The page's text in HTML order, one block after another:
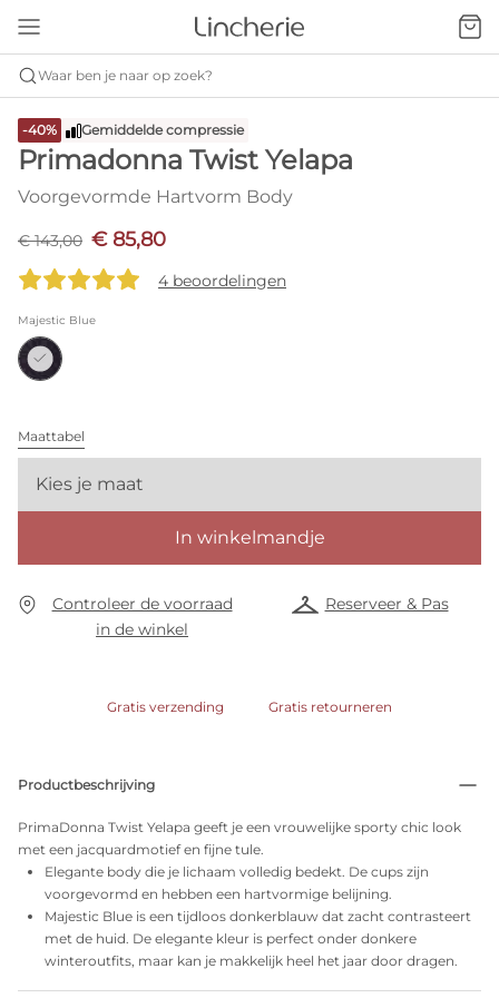
Waar ben je naar op zoek?
-40% Gemiddelde compressie
Primadonna Twist Yelapa
Voorgevormde Hartvorm Body
€ 143,00 € 85,80
4 beoordelingen
Majestic Blue
Maattabel
Kies je maat
In winkelmandje
Controleer de voorraad
in de winkel
Reserveer & Pas
Gratis verzending Gratis retourneren
Productbeschrijving
PrimaDonna Twist Yelapa geeft je een vrouwelijke sporty chic look
met een jacquardmotief en fijne tule.
Elegante body die je lichaam volledig bedekt. De cups zijn
voorgevormd en hebben een hartvormige belijning.
Majestic Blue is een tijdloos donkerblauw dat zacht contrasteert
met de huid. De elegante kleur is perfect onder donkere
winteroutfits, maar kan je makkelijk heel het jaar door dragen.